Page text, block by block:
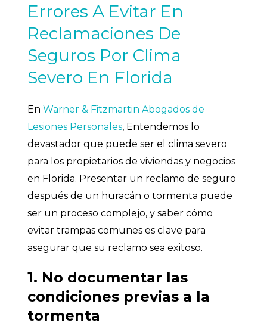
Errores A Evitar En
Reclamaciones De
Seguros Por Clima
Severo En Florida
En Warner & Fitzmartin Abogados de
Lesiones Personales, Entendemos lo
devastador que puede ser el clima severo
para los propietarios de viviendas y negocios
en Florida. Presentar un reclamo de seguro
después de un huracán o tormenta puede
ser un proceso complejo, y saber cómo
evitar trampas comunes es clave para
asegurar que su reclamo sea exitoso.
1. No documentar las
condiciones previas a la
tormenta